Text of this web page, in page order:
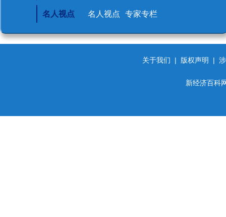
名人视点 名人视点 专家专栏
关于我们 | 版权声明 |
新经济百科